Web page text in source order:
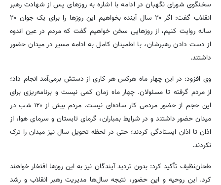
سخنگوی شورای نگهبان در ادامه با اشاره به روزهای پس از شهادت رهبر
انقلاب گفت: اگر ۲۰ سال آینده بخواهیم این روزها را برای یک جوان ۲۰
ساله روایت کنیم، از روزهایی سخن خواهیم گفت که مردم در عین اندوه
از دست دادن رهبرشان، با اطمینان کامل به ادامه مسیر در میدان حضور
داشتند.
وی افزود: در این چهار ماه هرکس هر کاری از دستش برمی‌آمد انجام داد؛
از مردم گرفته تا مسئولان. چهار ماه زمان کمی نیست و برنامه‌ریزی برای
این حجم از حضور مردمی کار ساده‌ای نیست. مردم بیش از ۱۲۰ شب در
میدان حضور داشتند و در شرایط بمباران، گرمای تابستان و سرمای هوا، از
اذان تا اذان ایستادگی کردند؛ حتی در لحظه تحویل سال نیز میدان را ترک
نکردند.
طحان‌نظیف تأکید کرد: بدون تردید آیندگان نیز به این روزها افتخار خواهند
کرد. این روحیه و این حضور، نتیجه سال‌ها مدیریت رهبر انقلاب و رشد